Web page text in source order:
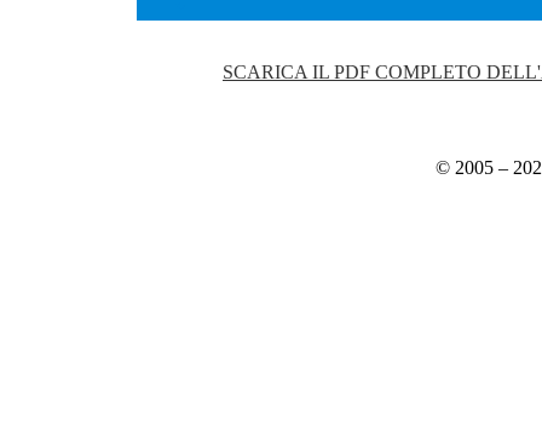
SCARICA IL PDF COMPLETO
© 2005 –